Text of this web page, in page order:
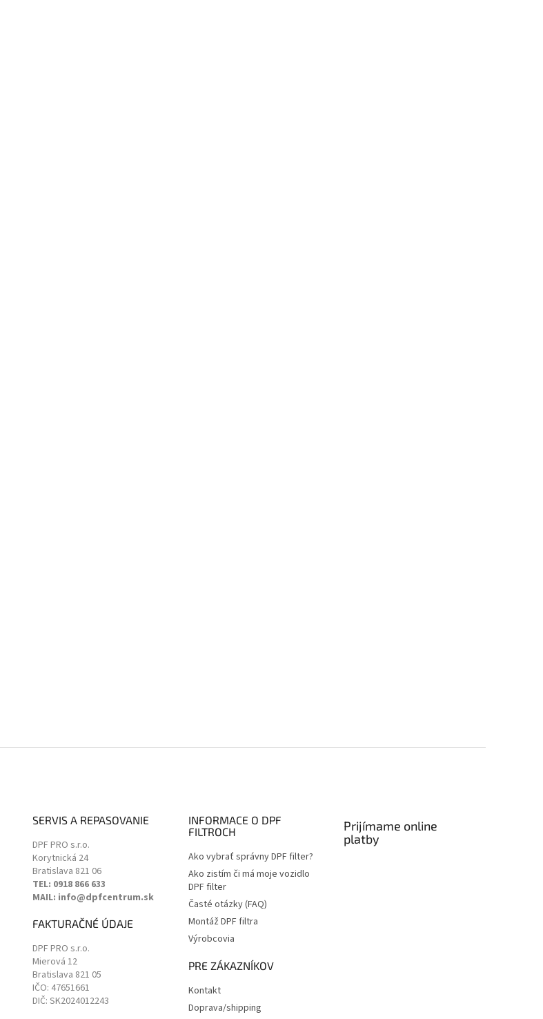
SERVIS A REPASOVANIE
DPF PRO s.r.o.
Korytnická 24
Bratislava 821 06
TEL: 0918 866 633
MAIL: info@dpfcentrum.sk
FAKTURAČNÉ ÚDAJE
DPF PRO s.r.o.
Mierová 12
Bratislava 821 05
IČO: 47651661
DIČ: SK2024012243
INFORMACE O DPF
FILTROCH
Ako vybrať správny DPF filter?
Ako zistím či má moje vozidlo
DPF filter
Časté otázky (FAQ)
Montáž DPF filtra
Výrobcovia
PRE ZÁKAZNÍKOV
Kontakt
Doprava/shipping
Prijímame online
platby